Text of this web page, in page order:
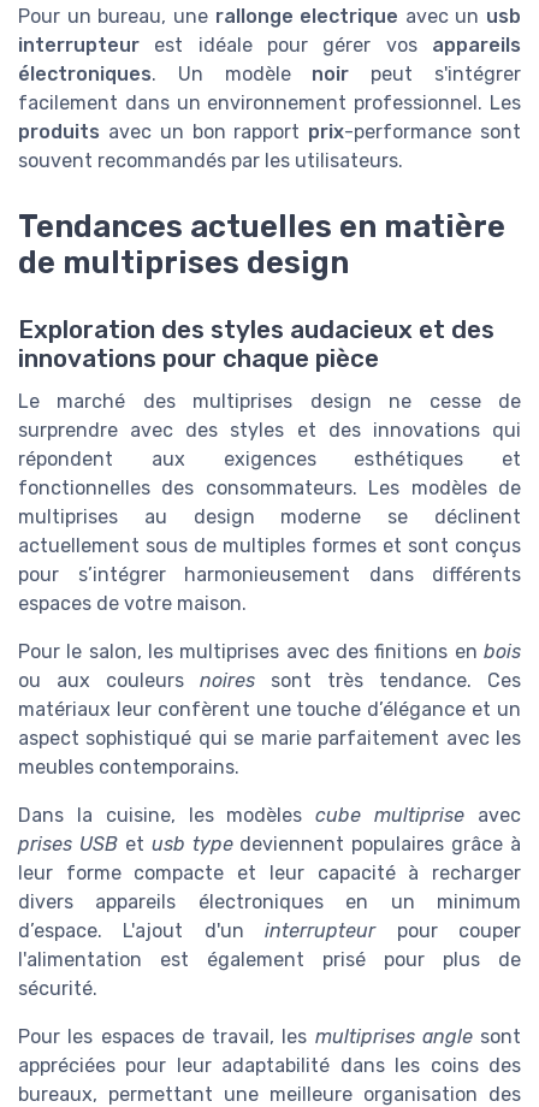
Pour un bureau, une rallonge electrique avec un usb
interrupteur est idéale pour gérer vos appareils
électroniques. Un modèle noir peut s'intégrer
facilement dans un environnement professionnel. Les
produits avec un bon rapport prix-performance sont
souvent recommandés par les utilisateurs.
Tendances actuelles en matière
de multiprises design
Exploration des styles audacieux et des
innovations pour chaque pièce
Le marché des multiprises design ne cesse de
surprendre avec des styles et des innovations qui
répondent aux exigences esthétiques et
fonctionnelles des consommateurs. Les modèles de
multiprises au design moderne se déclinent
actuellement sous de multiples formes et sont conçus
pour s’intégrer harmonieusement dans différents
espaces de votre maison.
Pour le salon, les multiprises avec des finitions en bois
ou aux couleurs noires sont très tendance. Ces
matériaux leur confèrent une touche d’élégance et un
aspect sophistiqué qui se marie parfaitement avec les
meubles contemporains.
Dans la cuisine, les modèlescube multiprise avec
prises USBet usb typedeviennent populaires grâce à
leur forme compacte et leur capacité à recharger
divers appareils électroniques en un minimum
d’espace. L'ajout d'uninterrupteurpour couper
l'alimentation est également prisé pour plus de
sécurité.
Pour les espaces de travail, les multiprises anglesont
appréciées pour leur adaptabilité dans les coins des
bureaux, permettant une meilleure organisation des